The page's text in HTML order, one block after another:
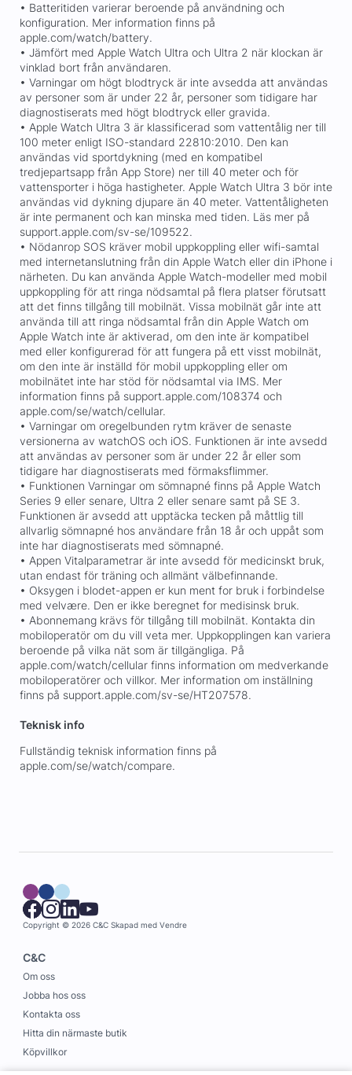
• Batteritiden varierar beroende på användning och
konfiguration. Mer information finns på
apple.com/watch/battery.
• Jämfört med Apple Watch Ultra och Ultra 2 när klockan är
vinklad bort från användaren.
• Varningar om högt blodtryck är inte avsedda att användas
av personer som är under 22 år, personer som tidigare har
diagnostiserats med högt blodtryck eller gravida.
• Apple Watch Ultra 3 är klassificerad som vattentålig ner till
100 meter enligt ISO-standard 22810:2010. Den kan
användas vid sportdykning (med en kompatibel
tredjepartsapp från App Store) ner till 40 meter och för
vattensporter i höga hastigheter. Apple Watch Ultra 3 bör inte
användas vid dykning djupare än 40 meter. Vattentåligheten
är inte permanent och kan minska med tiden. Läs mer på
support.apple.com/sv-se/109522.
• Nödanrop SOS kräver mobil uppkoppling eller wifi-samtal
med internetanslutning från din Apple Watch eller din iPhone i
närheten. Du kan använda Apple Watch-modeller med mobil
uppkoppling för att ringa nödsamtal på flera platser förutsatt
att det finns tillgång till mobilnät. Vissa mobilnät går inte att
använda till att ringa nödsamtal från din Apple Watch om
Apple Watch inte är aktiverad, om den inte är kompatibel
med eller konfigurerad för att fungera på ett visst mobilnät,
om den inte är inställd för mobil uppkoppling eller om
mobilnätet inte har stöd för nödsamtal via IMS. Mer
information finns på support.apple.com/108374 och
apple.com/se/watch/cellular.
• Varningar om oregelbunden rytm kräver de senaste
versionerna av watchOS och iOS. Funktionen är inte avsedd
att användas av personer som är under 22 år eller som
tidigare har diagnostiserats med förmaksflimmer.
• Funktionen Varningar om sömnapné finns på Apple Watch
Series 9 eller senare, Ultra 2 eller senare samt på SE 3.
Funktionen är avsedd att upptäcka tecken på måttlig till
allvarlig sömnapné hos användare från 18 år och uppåt som
inte har diagnostiserats med sömnapné.
• Appen Vitalparametrar är inte avsedd för medicinskt bruk,
utan endast för träning och allmänt välbefinnande.
• Oksygen i blodet-appen er kun ment for bruk i forbindelse
med velvære. Den er ikke beregnet for medisinsk bruk.
• Abonnemang krävs för tillgång till mobilnät. Kontakta din
mobiloperatör om du vill veta mer. Uppkopplingen kan variera
beroende på vilka nät som är tillgängliga. På
apple.com/watch/cellular finns information om medverkande
mobiloperatörer och villkor. Mer information om inställning
finns på support.apple.com/sv-se/HT207578.
Teknisk info
Fullständig teknisk information finns på
apple.com/se/watch/compare.
Copyright © 2026 C&C Skapad med Vendre
C&C
Om oss
Jobba hos oss
Kontakta oss
Hitta din närmaste butik
Köpvillkor